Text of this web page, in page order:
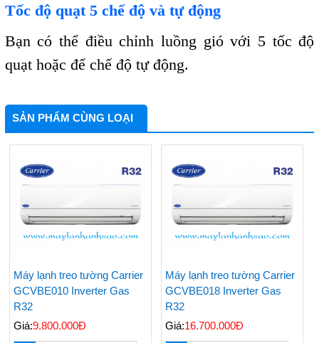
Tốc độ quạt 5 chế độ và tự động
Bạn có thể điều chỉnh luồng gió với 5 tốc độ
quạt hoặc để chế độ tự động.
SẢN PHẨM CÙNG LOẠI
Máy lạnh treo tường Carrier
GCVBE010 Inverter Gas
R32
Giá:9.800.000Đ
Máy lạnh treo tường Carrier
GCVBE018 Inverter Gas
R32
Giá:16.700.000Đ